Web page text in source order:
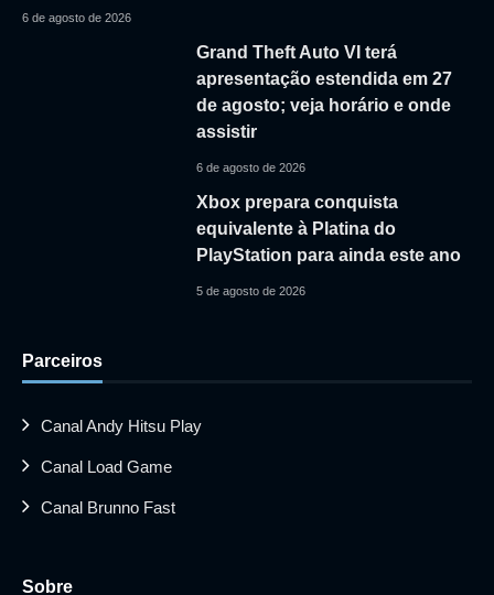
6 de agosto de 2026
Grand Theft Auto VI terá
apresentação estendida em 27
de agosto; veja horário e onde
assistir
6 de agosto de 2026
Xbox prepara conquista
equivalente à Platina do
PlayStation para ainda este ano
5 de agosto de 2026
Parceiros
Canal Andy Hitsu Play
Canal Load Game
Canal Brunno Fast
Sobre